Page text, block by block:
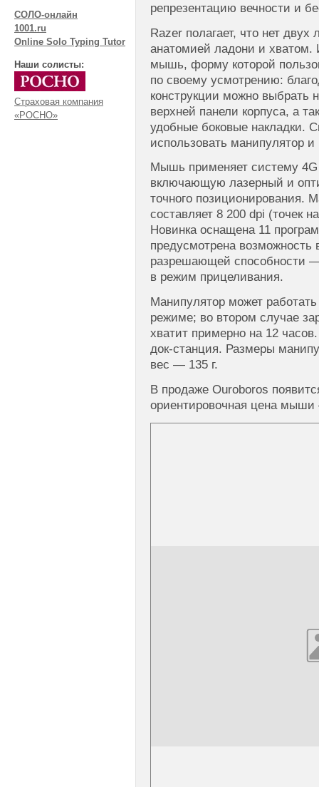
СОЛО-онлайн
1001.ru
Online Solo Typing Tutor
Наши солисты:
Страховая компания
«РОСНО»
репрезентацию вечности и
Razer полагает, что нет
анатомией ладони и
мышь, форму которой
по своему усмотрению:
конструкции можно выбрать
верхней панели корпуса, а
удобные боковые накладки.
использовать манипулятор
Мышь применяет систему
включающую лазерный и
точного позиционирования.
составляет 8 200 dpi (точек
Новинка оснащена 11
предусмотрена возможность
разрешающей способности
в режим прицеливания.
Манипулятор может
режиме; во втором случае
хватит примерно на 12
док-станция. Размеры
вес — 135 г.
В продаже Ouroboros
ориентировочная цена